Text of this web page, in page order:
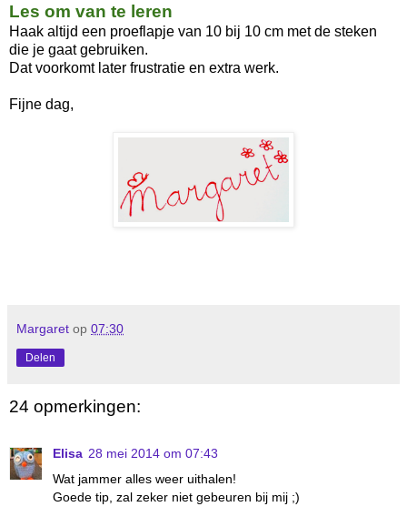
Les om van te leren
Haak altijd een proeflapje van 10 bij 10 cm met de steken
die je gaat gebruiken.
Dat voorkomt later frustratie en extra werk.
Fijne dag,
Margaret op 07:30
Delen
24 opmerkingen:
Elisa 28 mei 2014 om 07:43
Wat jammer alles weer uithalen!
Goede tip, zal zeker niet gebeuren bij mij ;)